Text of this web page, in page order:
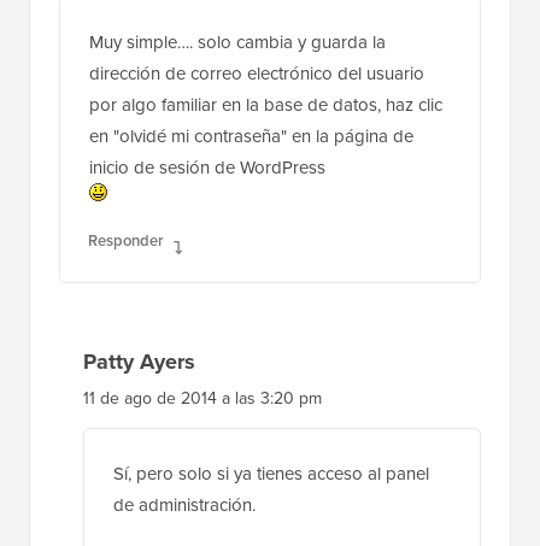
Muy simple…. solo cambia y guarda la
dirección de correo electrónico del usuario
por algo familiar en la base de datos, haz clic
en "olvidé mi contraseña" en la página de
inicio de sesión de WordPress
Responder
Patty Ayers
11 de ago de 2014 a las 3:20 pm
Sí, pero solo si ya tienes acceso al panel
de administración.